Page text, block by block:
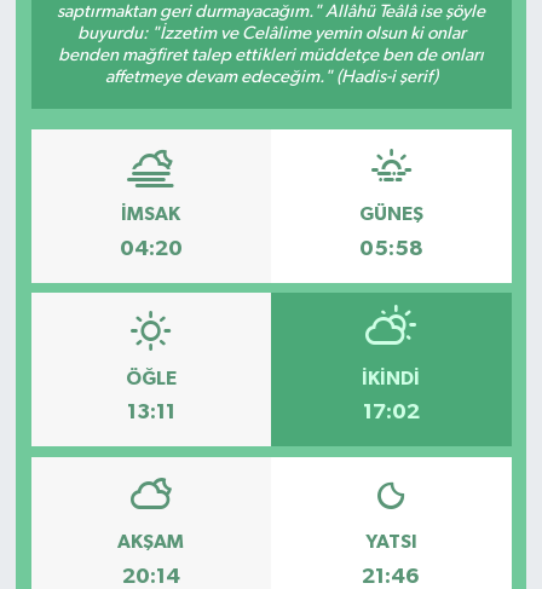
saptırmaktan geri durmayacağım." Allâhü Teâlâ ise şöyle
buyurdu: "İzzetim ve Celâlime yemin olsun ki onlar
benden mağfiret talep ettikleri müddetçe ben de onları
affetmeye devam edeceğim." (Hadis-i şerif)
İMSAK
04:20
GÜNEŞ
05:58
ÖĞLE
13:11
İKINDI
17:02
AKŞAM
20:14
YATSI
21:46